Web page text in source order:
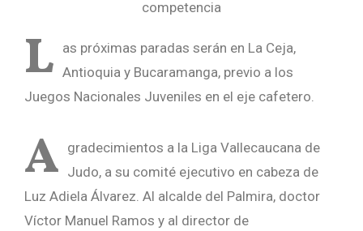
competencia
L as próximas paradas serán en La Ceja,
Antioquia y Bucaramanga, previo a los
Juegos Nacionales Juveniles en el eje cafetero.
A gradecimientos a la Liga Vallecaucana de
Judo, a su comité ejecutivo en cabeza de
Luz Adiela Álvarez. Al alcalde del Palmira, doctor
Víctor Manuel Ramos y al director de